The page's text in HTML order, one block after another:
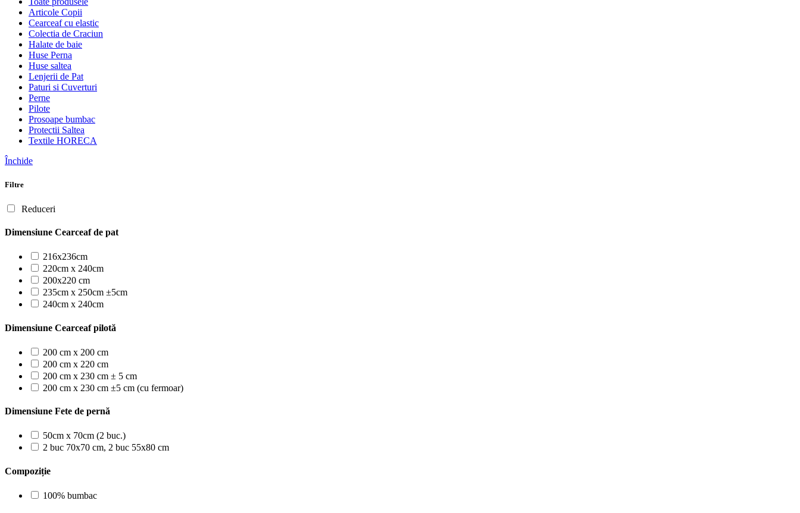
Articole Copii
Cearceaf cu elastic
Colectia de Craciun
Halate de baie
Huse Perna
Huse saltea
Lenjerii de Pat
Paturi si Cuverturi
Perne
Pilote
Prosoape bumbac
Protectii Saltea
Textile HORECA
Închide
Filtre
Reduceri
Dimensiune Cearceaf de pat
216x236cm
220cm x 240cm
200x220 cm
235cm x 250cm ±5cm
240cm x 240cm
Dimensiune Cearceaf pilotă
200 cm x 200 cm
200 cm x 220 cm
200 cm x 230 cm ± 5 cm
200 cm x 230 cm ±5 cm (cu fermoar)
Dimensiune Fete de pernă
50cm x 70cm (2 buc.)
2 buc 70x70 cm, 2 buc 55x80 cm
Compoziție
100% bumbac